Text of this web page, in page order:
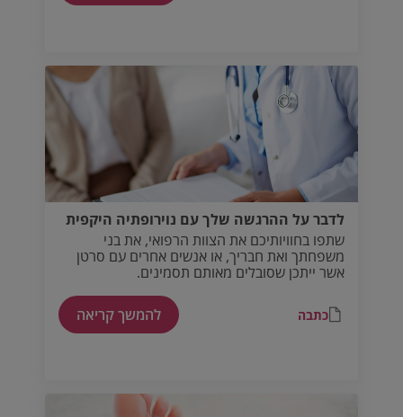
לדבר על ההרגשה שלך עם נוירופתיה היקפית
שתפו בחוויותיכם את הצוות הרפואי, את בני
משפחתך ואת חבריך, או אנשים אחרים עם סרטן
אשר ייתכן שסובלים מאותם תסמינים.
כתבה להמשך קריאה